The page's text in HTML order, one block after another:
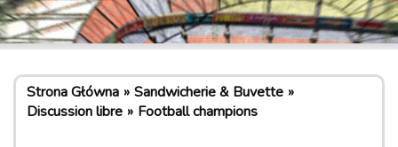
Strona Główna
Sandwicherie & Buvette
Discussion libre
Football champions